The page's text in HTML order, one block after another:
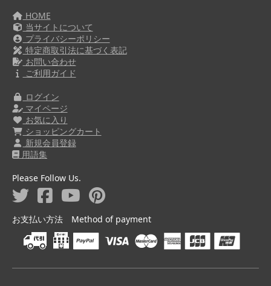
HOME
当サイトについて
プライバシーポリシー
特定商取引法に基づく表記
お問い合わせ
ご利用ガイド
ログイン
マイページ
お気に入り
ショッピングカート
新規会員登録
用語集
Please Follow Us.
お支払い方法 Method of payment